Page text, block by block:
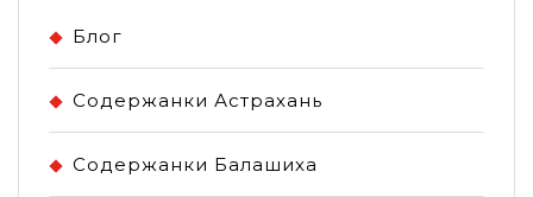
Блог
Содержанки Астрахань
Содержанки Балашиха